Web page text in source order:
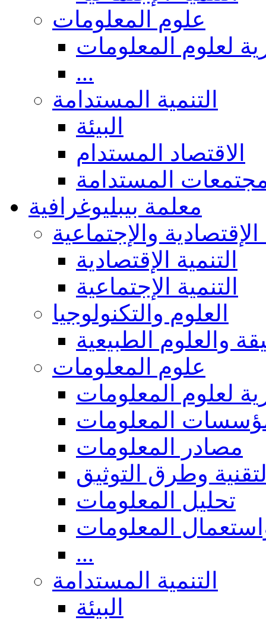
علوم المعلومات
لعلوم المعلومات
...
التنمية المستدامة
البيئة
الاقتصاد المستدام
المستدامة
معلمة بيبليوغرافية
الإقتصادية والإجتماعية
التنمية الإقتصادية
التنمية الإجتماعية
العلوم والتكنولوجيا
والعلوم الطبيعية
علوم المعلومات
لعلوم المعلومات
المعلومات
مصادر المعلومات
وطرق التوثيق
تحليل المعلومات
المعلومات
...
التنمية المستدامة
البيئة